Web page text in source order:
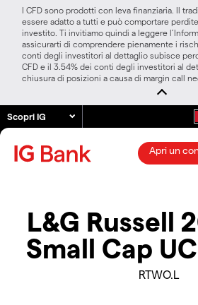
I CFD sono prodotti con leva finanziaria. Il
essere adatto a tutti e può comportare
investito. Ti invitiamo quindi a leggere
assicurarti di comprendere pienamente i
conti degli investitori al dettaglio subisce
CFD e il 3.54% dei conti degli investitori al
chiusura di posizioni a causa di margin call
Scopri IG
Apri un
L&G Russell
Small Cap
RTWO.L